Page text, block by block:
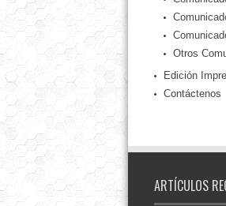
Otros
Edición
Contáctenos
ARTÍCULOS